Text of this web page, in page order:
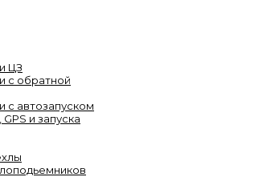
ЦЗ
с обратной
с автозапуском
и запуска